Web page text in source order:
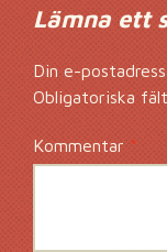
Lämna ett
Din e-
Obligatoriska
Kommentar*